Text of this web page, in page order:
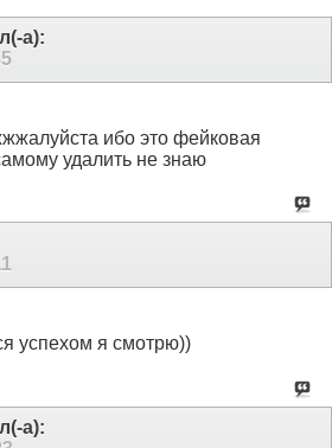
а):
ибо это фейковая
удалить не знаю
успехом я смотрю))
а):